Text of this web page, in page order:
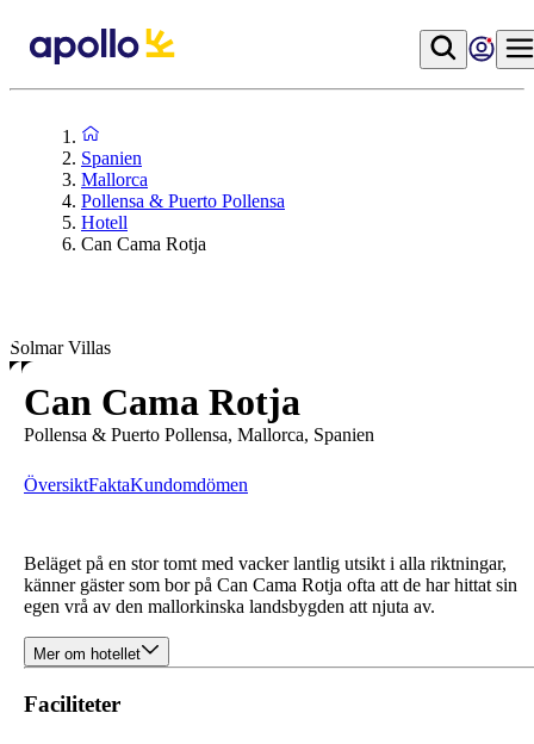
Spanien
Mallorca
Pollensa & Puerto Pollensa
Hotell
Can Cama Rotja
Solmar Villas
Can Cama Rotja
Pollensa & Puerto Pollensa, Mallorca, Spanien
ÖversiktFaktaKundomdömen
Beläget på en stor tomt med vacker lantlig utsikt i alla riktningar,
känner gäster som bor på Can Cama Rotja ofta att de har hittat sin
egen vrå av den mallorkinska landsbygden att njuta av.
Mer om hotellet
Faciliteter